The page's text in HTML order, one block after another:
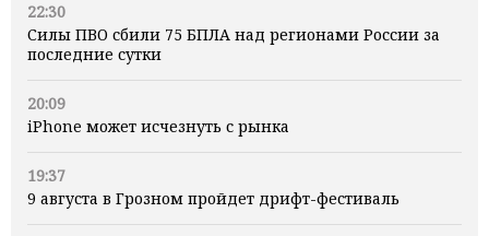
22:30
Силы ПВО сбили 75 БПЛА над регионами России за
последние сутки
20:09
iPhone может исчезнуть с рынка
19:37
9 августа в Грозном пройдет дрифт-фестиваль